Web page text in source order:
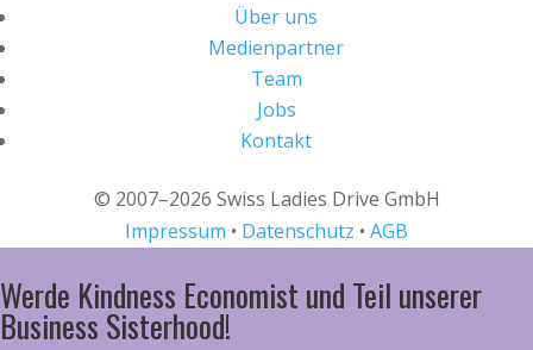
Über uns
Medienpartner
Team
Jobs
Kontakt
© 2007–2026 Swiss Ladies Drive GmbH
Impressum • Datenschutz • AGB
Werde Kindness Economist und Teil unserer
Business Sisterhood!